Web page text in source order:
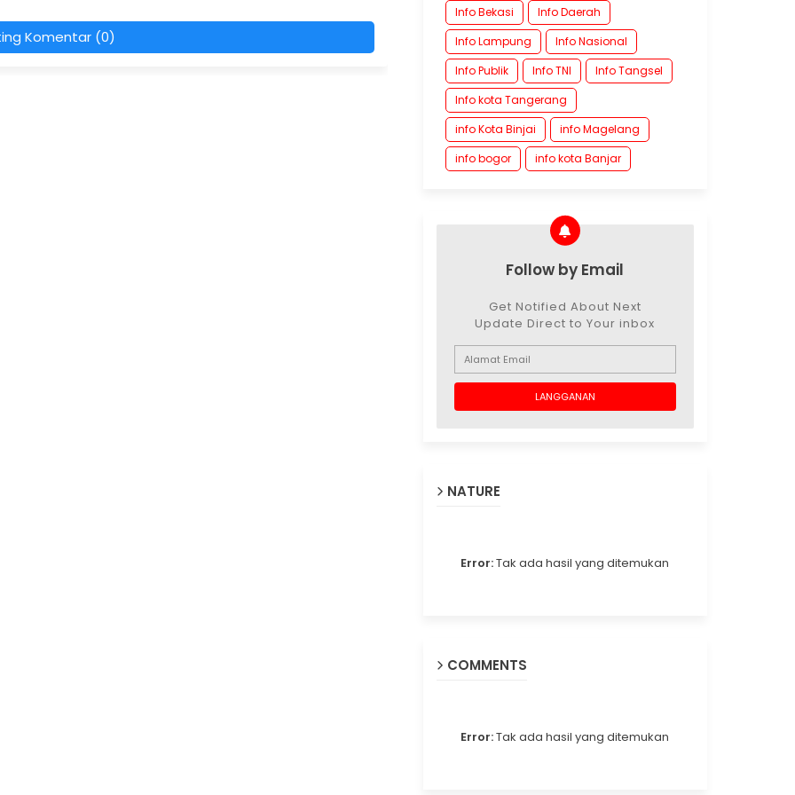
Komentar (0)
Info Bekasi
Info Daerah
Info Lampung
Info Nasional
Info Publik
Info TNI
Info Tangsel
Info kota Tangerang
info Kota Binjai
info Magelang
info bogor
info kota Banjar
Follow by Email
Get Notified About Next
Update Direct to Your inbox
NATURE
Error:Tak ada hasil yang ditemukan
COMMENTS
Error:Tak ada hasil yang ditemukan